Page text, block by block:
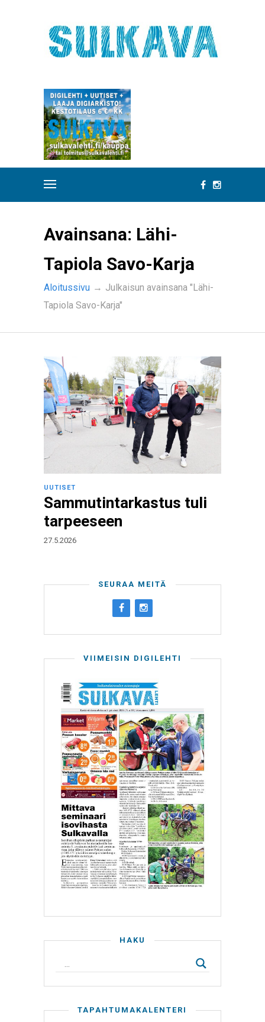
Avainsana: Lähi-
Tapiola Savo-Karja
Aloitussivu → Julkaisun avainsana "Lähi-
Tapiola Savo-Karja"
UUTISET
Sammutintarkastus tuli
tarpeeseen
27.5.2026
SEURAA MEITÄ
VIIMEISIN DIGILEHTI
HAKU
TAPAHTUMAKALENTERI